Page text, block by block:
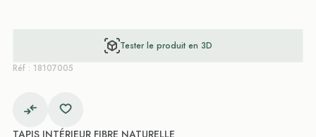
Tester le produit en 3D
Réf : 18107005
TAPIS INTÉRIEUR FIBRE NATURELLE